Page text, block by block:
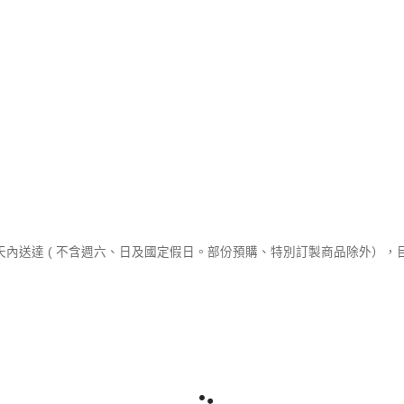
送達 ( 不含週六、日及國定假日。部份預購、特別訂製商品除外），